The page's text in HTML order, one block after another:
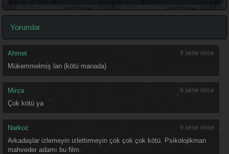
Yorumlar
Ahmet 9 sene önce
Mükemmelmiş lan (kötü manada)
Mirza 9 sene önce
Çok kötü ya
Narkoz 9 sene önce
Arkadaşlar izlemeyin izlettirmeyin çok çok çok kötü. Psikolojikman
mahveder adamı bu film.